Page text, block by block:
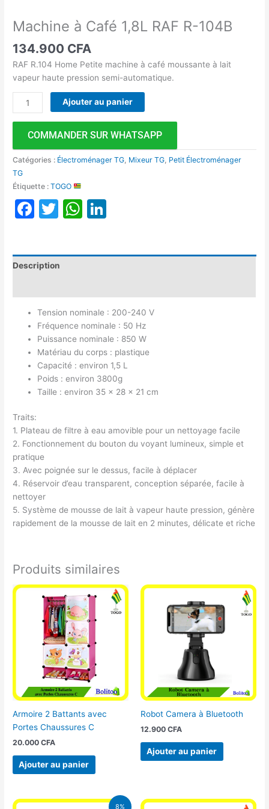
Machine à Café 1,8L RAF R-104B
134.900 CFA
RAF R.104 Home Petite machine à café moussante à lait
vapeur haute pression semi-automatique.
Ajouter au panier
COMMANDER SUR WHATSAPP
Catégories : Électroménager TG, Mixeur TG, Petit Électroménager
TG
Étiquette :TOGO
Facebook
TwitterWhatsApp
Description
Tension nominale : 200-240 V
Fréquence nominale : 50 Hz
Puissance nominale : 850 W
Matériau du corps : plastique
Capacité : environ 1,5 L
Poids : environ 3800g
Taille : environ 35 x 28 x 21 cm
Traits:
1. Plateau de filtre à eau amovible pour un nettoyage facile
2. Fonctionnement du bouton du voyant lumineux, simple et
pratique
3. Avec poignée sur le dessus, facile à déplacer
4. Réservoir d’eau transparent, conception séparée, facile à
nettoyer
5. Système de mousse de lait à vapeur haute pression, génère
rapidement de la mousse de lait en 2 minutes, délicate et riche
Produits similaires
Armoire 2 Battants avec
Portes Chaussures C
20.000CFA
Ajouter au panier
Robot Camera à Bluetooth
12.900 CFA
Ajouter au panier
8%
Le
Le